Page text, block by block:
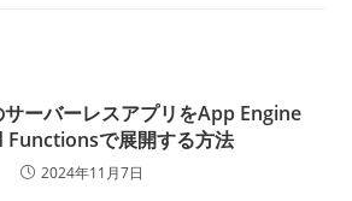
ーバーレスアプリをApp Engine
Functionsで展開する方法
2024年11月7日